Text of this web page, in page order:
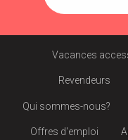
Vacances
Revendeurs
Qui sommes-nous?
Offres d'emploi